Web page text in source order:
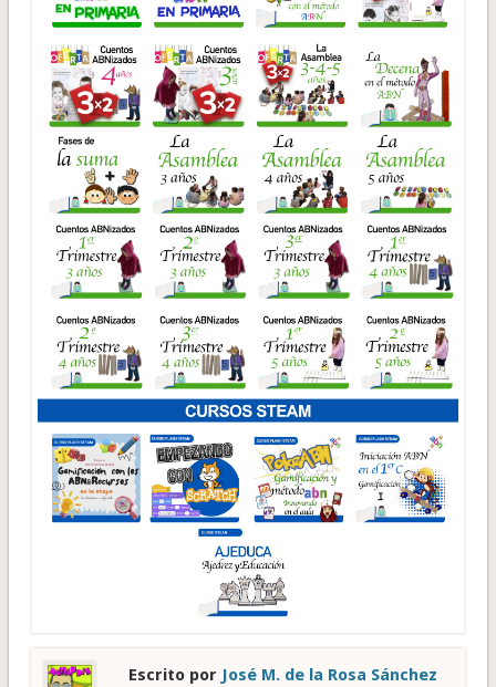
Escrito por José M. de la Rosa Sánchez